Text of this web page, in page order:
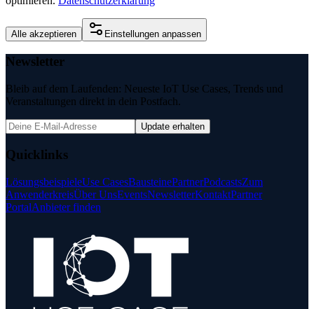
Alle akzeptieren Einstellungen anpassen
Newsletter
Bleib auf dem Laufenden: Neueste IoT Use Cases, Trends und
Veranstaltungen direkt in dein Postfach.
Update erhalten
Quicklinks
LösungsbeispieleUse CasesBausteinePartnerPodcastsZum
AnwenderkreisÜber UnsEventsNewsletterKontaktPartner
PortalAnbieter finden